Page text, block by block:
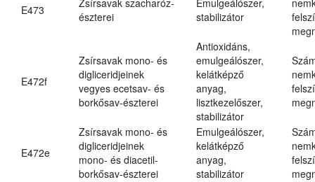
E473
észterei
stabilizátor
E472f
Zsírsavak mono- és
digliceridjeinek
vegyes ecetsav- és
borkősav-észterei
Antioxidáns,
emulgeálószer,
kelátképző
anyag,
lisztkezelőszer,
stabilizátor
E472e
Zsírsavak mono- és
digliceridjeinek
mono- és diacetil-
borkősav-észterei
Emulgeálószer,
kelátképző
anyag,
stabilizátor